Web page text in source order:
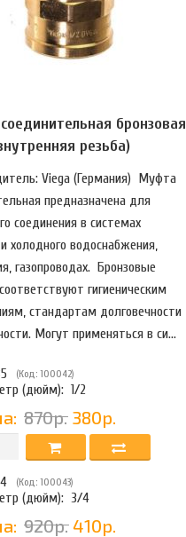
бронзовая
резьба)
Viega (Германия) Муфта
предназначена для
соединения в системах
и холодного водоснабжения,
газопроводах. Бронзовые
гигиеническим
стандартам долговечности
Могут применяться в си...
(Код: 100042)
(дюйм): 1/2
870р. 380р.
(Код: 100043)
(дюйм): 3/4
920р. 410р.